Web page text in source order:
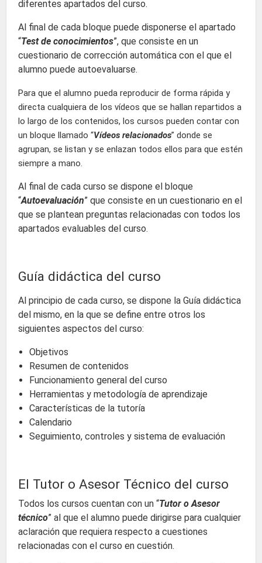
diferentes apartados del curso.
Al final de cada bloque puede disponerse el apartado
“Test de conocimientos”, que consiste en un
cuestionario de corrección automática con el que el
alumno puede autoevaluarse.
Para que el alumno pueda reproducir de forma rápida y
directa cualquiera de los vídeos que se hallan repartidos a
lo largo de los contenidos, los cursos pueden contar con
un bloque llamado “Vídeos relacionados” donde se
agrupan, se listan y se enlazan todos ellos para que estén
siempre a mano.
Al final de cada curso se dispone el bloque
“Autoevaluación” que consiste en un cuestionario en el
que se plantean preguntas relacionadas con todos los
apartados evaluables del curso.
Guía didáctica del curso
Al principio de cada curso, se dispone la Guía didáctica
del mismo, en la que se define entre otros los
siguientes aspectos del curso:
Objetivos
Resumen de contenidos
Funcionamiento general del curso
Herramientas y metodología de aprendizaje
Características de la tutoría
Calendario
Seguimiento, controles y sistema de evaluación
El Tutor o Asesor Técnico del curso
Todos los cursos cuentan con un “Tutor o Asesor
técnico” al que el alumno puede dirigirse para cualquier
aclaración que requiera respecto a cuestiones
relacionadas con el curso en cuestión.